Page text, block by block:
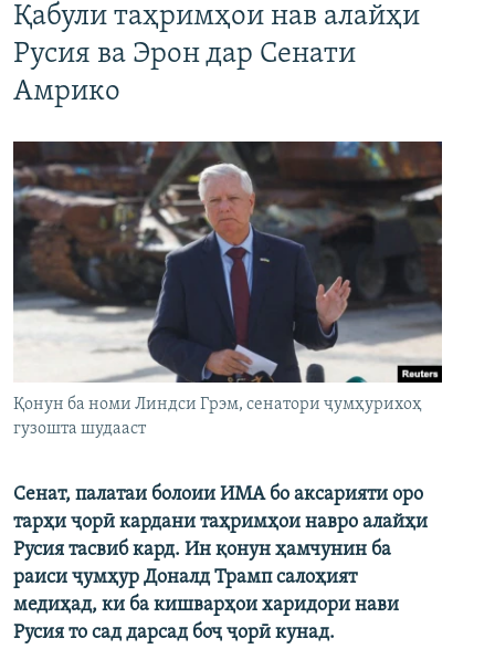
Қабули таҳримҳои нав алайҳи
Русия ва Эрон дар Сенати
Амрико
Қонун ба номи Линдси Грэм, сенатори ҷумҳурихоҳ
гузошта шудааст
Сенат, палатаи болоии ИМА бо аксарияти оро
тарҳи ҷорӣ кардани таҳримҳои навро алайҳи
Русия тасвиб кард. Ин қонун ҳамчунин ба
раиси ҷумҳур Доналд Трамп салоҳият
медиҳад, ки ба кишварҳои харидори нави
Русия то сад дарсад боҷ ҷорӣ кунад.